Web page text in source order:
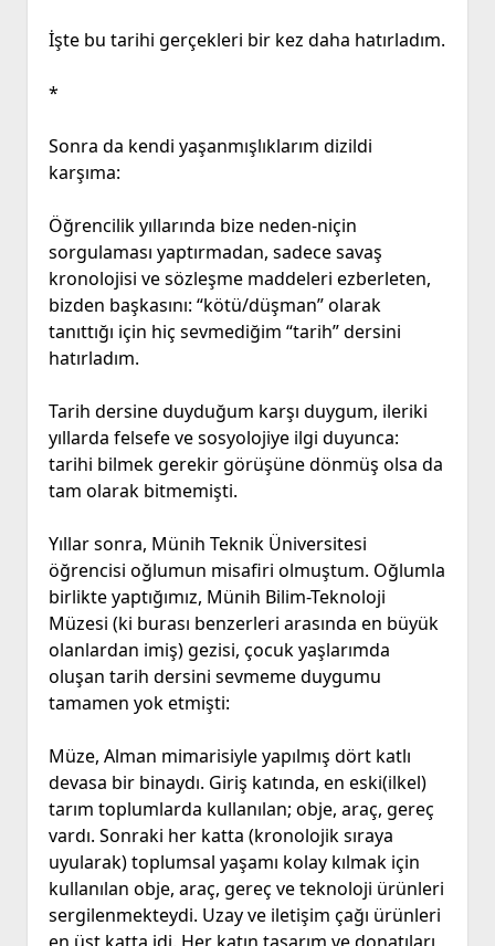
İşte bu tarihi gerçekleri bir kez daha hatırladım.
*
Sonra da kendi yaşanmışlıklarım dizildi
karşıma:
Öğrencilik yıllarında bize neden-niçin
sorgulaması yaptırmadan, sadece savaş
kronolojisi ve sözleşme maddeleri ezberleten,
bizden başkasını: “kötü/düşman” olarak
tanıttığı için hiç sevmediğim “tarih” dersini
hatırladım.
Tarih dersine duyduğum karşı duygum, ileriki
yıllarda felsefe ve sosyolojiye ilgi duyunca:
tarihi bilmek gerekir görüşüne dönmüş olsa da
tam olarak bitmemişti.
Yıllar sonra, Münih Teknik Üniversitesi
öğrencisi oğlumun misafiri olmuştum. Oğlumla
birlikte yaptığımız, Münih Bilim-Teknoloji
Müzesi (ki burası benzerleri arasında en büyük
olanlardan imiş) gezisi, çocuk yaşlarımda
oluşan tarih dersini sevmeme duygumu
tamamen yok etmişti:
Müze, Alman mimarisiyle yapılmış dört katlı
devasa bir binaydı. Giriş katında, en eski(ilkel)
tarım toplumlarda kullanılan; obje, araç, gereç
vardı. Sonraki her katta (kronolojik sıraya
uyularak) toplumsal yaşamı kolay kılmak için
kullanılan obje, araç, gereç ve teknoloji ürünleri
sergilenmekteydi. Uzay ve iletişim çağı ürünleri
en üst katta idi. Her katın tasarım ve donatıları